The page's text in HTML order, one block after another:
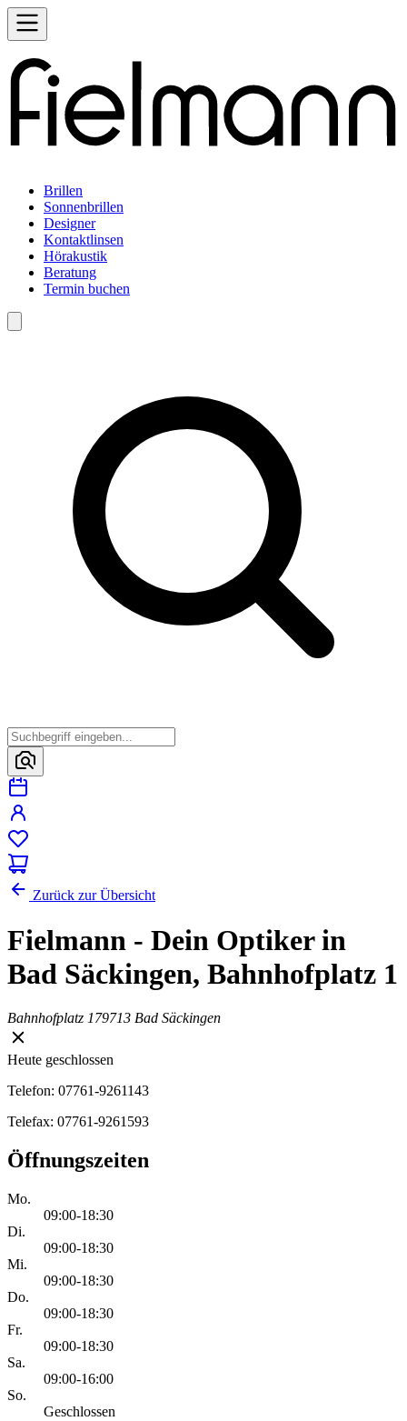
Brillen
Sonnenbrillen
Designer
Kontaktlinsen
Hörakustik
Beratung
Termin buchen
Zurück zur Übersicht
Fielmann - Dein Optiker in
Bad Säckingen, Bahnhofplatz 1
Bahnhofplatz 179713 Bad Säckingen
Heute geschlossen
Telefon: 07761-9261143
Telefax: 07761-9261593
Öffnungszeiten
Mo.
09:00-18:30
Di.
09:00-18:30
Mi.
09:00-18:30
Do.
09:00-18:30
Fr.
09:00-18:30
Sa.
09:00-16:00
So.
Geschlossen